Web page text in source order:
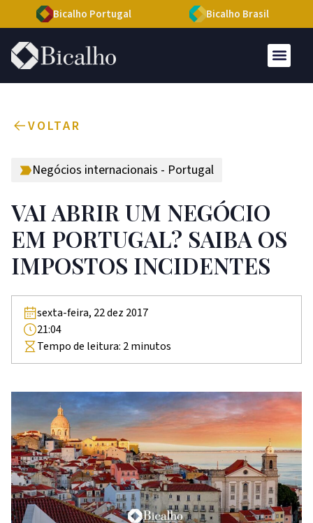
Bicalho Portugal Bicalho Brasil
VOLTAR
Negócios internacionais - Portugal
VAI ABRIR UM NEGÓCIO
EM PORTUGAL? SAIBA OS
IMPOSTOS INCIDENTES
sexta-feira, 22 dez 2017
21:04
Tempo de leitura: 2minutos